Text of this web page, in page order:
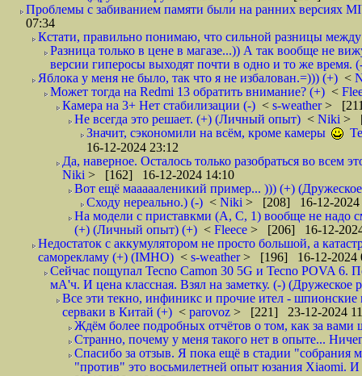
Проблемы с забиванием памяти были на ранних версиях
07:34
Кстати, правильно понимаю, что сильной разницы между
Разница только в цене в магазе...)) А так вообще не
версии гиперосы выходят почти в одно и то же
Яблока у меня не было, так что я не избалован.=))) (+) <
Может тогда на Redmi 13 обратить внимание? (+) <
Камера на 3+ Нет стабилизации (-) < s-weather>
Не всегда это решает. (+) (Личный опыт) < Niki >
Значит, сэкономили на всëм, кроме камеры
16-12-2024 23:12
Да, наверное. Осталось только разобраться во всем
Niki > [162] 16-12-2024 14:10
Вот ещё маааааленикий пример... ))) (+)
Сходу нереально.) (-) < Niki > [208] 16-12-2024
На модели с приставкми (A, C, 1) вообще не надо
(+) (Личный опыт) (+) < Fleece > [206] 16-12-
Недостаток с аккумулятором не просто большой, а
саморекламу (+) (IMHO) < s-weather> [196] 16-12-2024
Сейчас пощупал Tecno Camon 30 5G и Tecno POVA
мА'ч. И цена классная. Взял на заметку. (-) (Дружеское
Все эти текно, инфиникс и прочие ител -
серваки в Китай (+) < parovoz > [221] 23-12-2024
Ждём более подробных отчëтов о том, как за
Странно, почему у меня такого нет в опыте...
Спасибо за отзыв. Я пока ещё в стадии "собрания
"против" это восьмилетней опыт юзания Xiaomi.